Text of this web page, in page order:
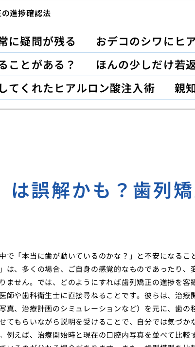
進捗確認法
に疑問が残る おデコのシワにヒ
ことがある？
ほんの少しだけ若
てくれたヒアルロン酸注入術
親
は誤解かも？歯列
で「本当に歯が動いているのかな？」と不安になるこ
は、多くの場合、ご自身の感覚的なものであったり、
ません。では、どのようにすれば歯列矯正の進捗を客
師や歯科衛生士に直接尋ねることです。彼らは、治療
真、治療計画のシミュレーションなど）を元に、歯の
てもらいながら説明を受けることで、自分では気づか
例えば、治療開始時と現在の口腔内写真を並べて比較